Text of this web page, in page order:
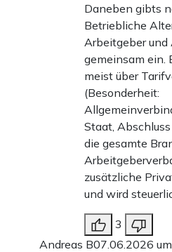
Daneben gibts
Betriebliche
Arbeitgeber
gemeinsam ein.
meist über
(Besonderheit:
Staat,
die gesamte
zusätzliche
und wird
3
Andreas B07.06.2026